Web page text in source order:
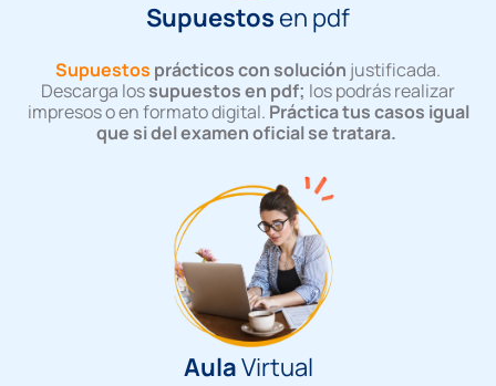
Supuestos en pdf
Supuestos prácticos con solución justificada.
Descarga lossupuestos en pdf; los podrás realizar
impresos o en formato digital. Práctica tus casos igual
que si del examen oficial se tratara.
AulaVirtual